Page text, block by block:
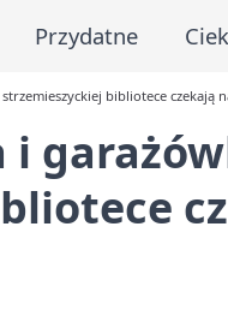
Przydatne
bibliotece czekają